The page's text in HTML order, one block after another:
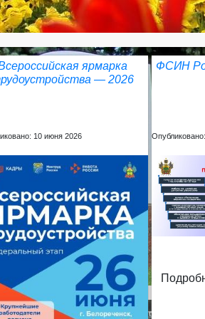
ярмарка
— 2026
10 июня 2026
ФСИН